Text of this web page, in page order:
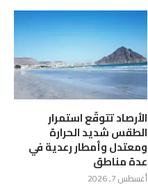
الأرصاد تتوقّع استمرار
الطقس شديد الحرارة
ومعتدل وأمطار رعدية في
عدة مناطق
أغسطس 7, 2026